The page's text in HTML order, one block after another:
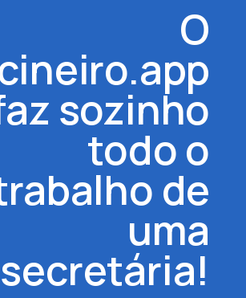
O
sozinho
todo o
de
uma
secretária!